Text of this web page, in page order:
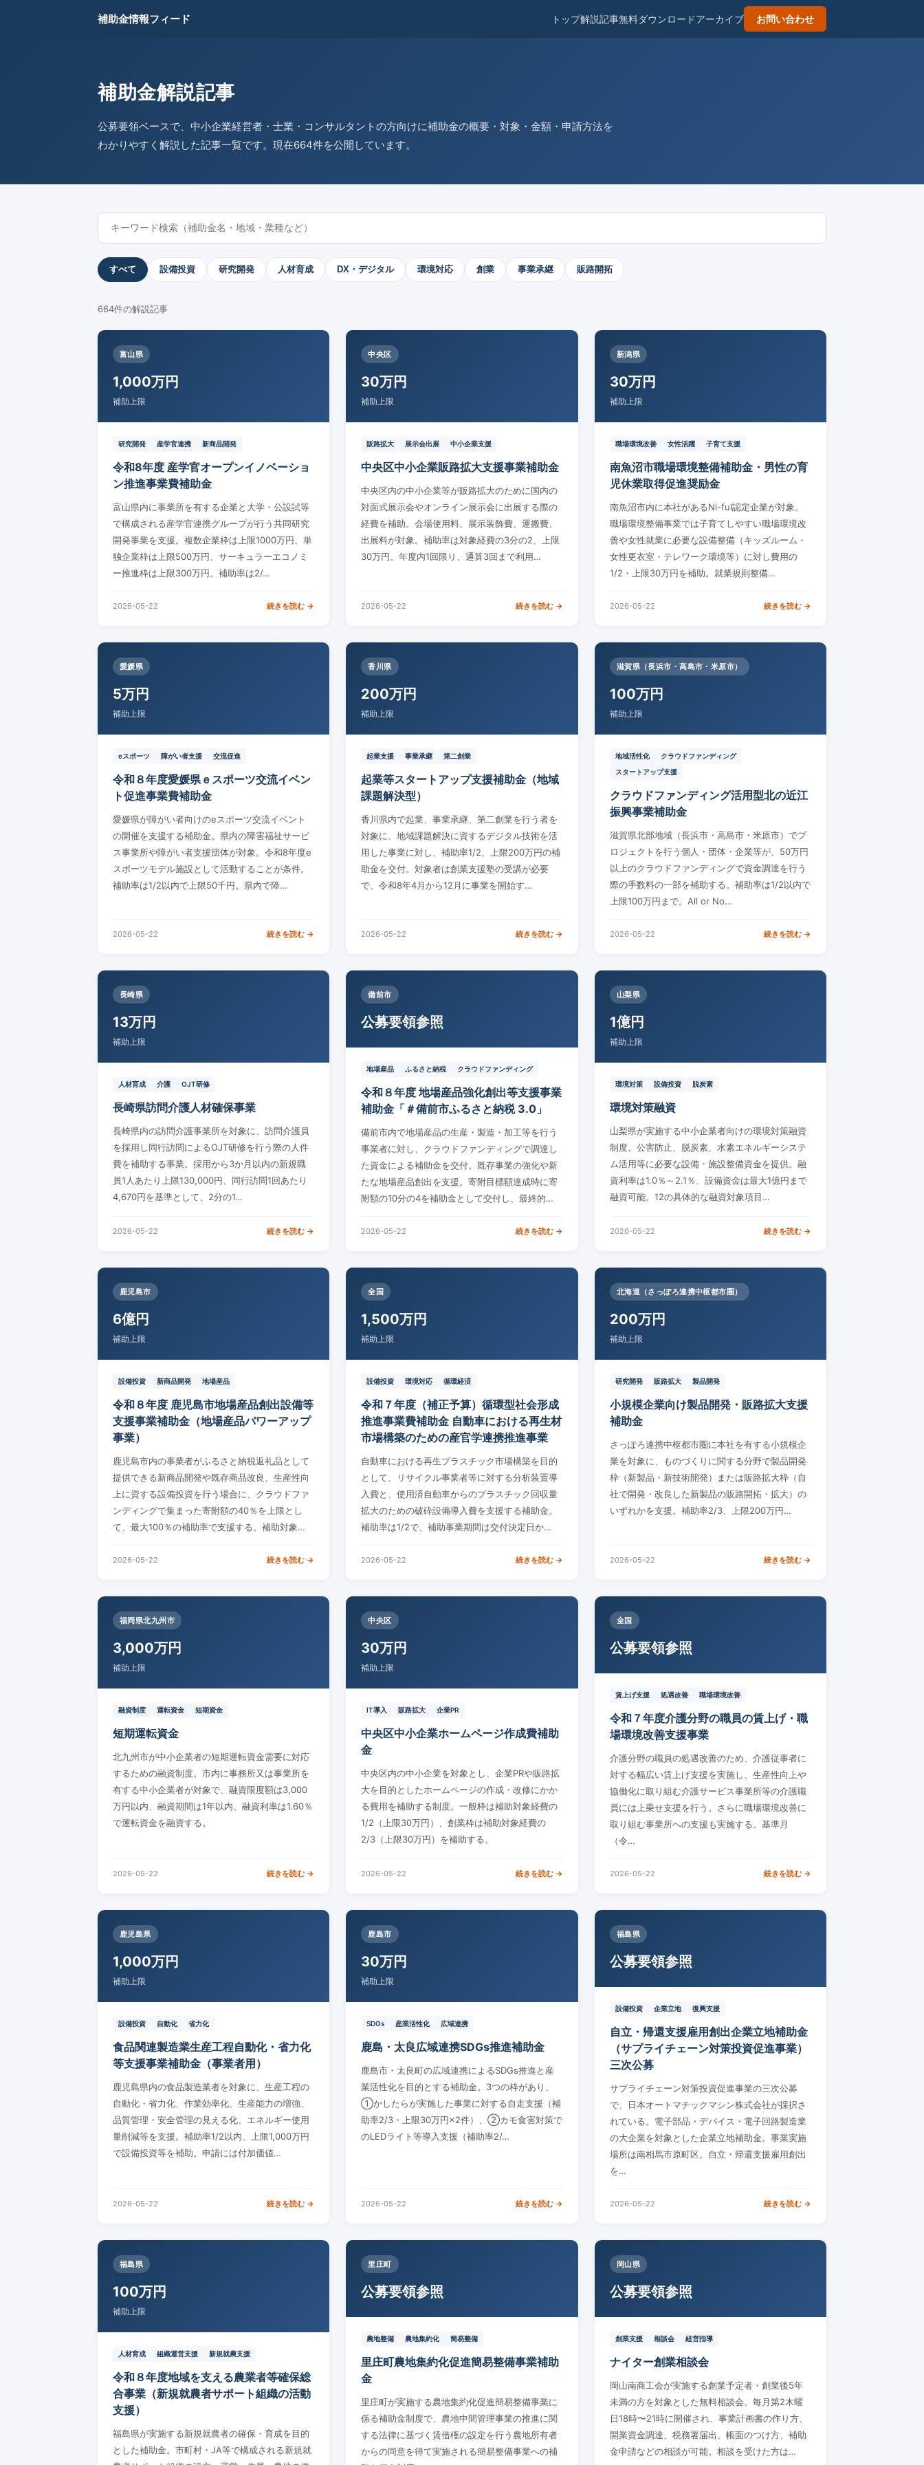
補助金情報フィード トップ解説記事無料ダウンロードアーカイブ お問い合わせ
補助金解説記事
公募要領ベースで、中小企業経営者・士業・コンサルタントの方向けに補助金の概要・対象・金額・申請方法を
わかりやすく解説した記事一覧です。現在664件を公開しています。
すべて 設備投資 研究開発 人材育成 DX・デジタル 環境対応 創業 事業承継 販路開拓
664件の解説記事
富山県
1,000万円
補助上限
研究開発 産学官連携 新商品開発
令和8年度 産学官オープンイノベーショ
ン推進事業費補助金
富山県内に事業所を有する企業と大学・公設試等
で構成される産学官連携グループが行う共同研究
開発事業を支援。複数企業枠は上限1000万円、単
独企業枠は上限500万円、サーキュラーエコノミ
ー推進枠は上限300万円。補助率は2/…
2026-05-22 続きを読む →
中央区
30万円
補助上限
販路拡大 展示会出展 中小企業支援
中央区中小企業販路拡大支援事業補助金
中央区内の中小企業等が販路拡大のために国内の
対面式展示会やオンライン展示会に出展する際の
経費を補助。会場使用料、展示装飾費、運搬費、
出展料が対象。補助率は対象経費の3分の2、上限
30万円。年度内1回限り、通算3回まで利用…
2026-05-22 続きを読む →
新潟県
30万円
補助上限
職場環境改善 女性活躍 子育て支援
南魚沼市職場環境整備補助金・男性の育
児休業取得促進奨励金
南魚沼市内に本社があるNi-ful認定企業が対象。
職場環境整備事業では子育てしやすい職場環境改
善や女性就業に必要な設備整備（キッズルーム・
女性更衣室・テレワーク環境等）に対し費用の
1/2・上限30万円を補助。就業規則整備…
2026-05-22 続きを読む →
愛媛県
5万円
補助上限
eスポーツ 障がい者支援 交流促進
令和８年度愛媛県ｅスポーツ交流イベン
ト促進事業費補助金
愛媛県が障がい者向けのeスポーツ交流イベント
の開催を支援する補助金。県内の障害福祉サービ
ス事業所や障がい者支援団体が対象。令和8年度e
スポーツモデル施設として活動することが条件。
補助率は1/2以内で上限50千円。県内で障…
2026-05-22 続きを読む →
香川県
200万円
補助上限
起業支援 事業承継 第二創業
起業等スタートアップ支援補助金（地域
課題解決型）
香川県内で起業、事業承継、第二創業を行う者を
対象に、地域課題解決に資するデジタル技術を活
用した事業に対し、補助率1/2、上限200万円の補
助金を交付。対象者は創業支援塾の受講が必要
で、令和8年4月から12月に事業を開始す…
2026-05-22 続きを読む →
滋賀県（長浜市・高島市・米原市）
100万円
補助上限
地域活性化
クラウドファンディング
スタートアップ支援
クラウドファンディング活用型北の近江
振興事業補助金
滋賀県北部地域（長浜市・高島市・米原市）でプ
ロジェクトを行う個人・団体・企業等が、50万円
以上のクラウドファンディングで資金調達を行う
際の手数料の一部を補助する。補助率は1/2以内で
上限100万円まで。All or No…
2026-05-22 続きを読む →
長崎県
13万円
補助上限
人材育成 介護 OJT研修
長崎県訪問介護人材確保事業
長崎県内の訪問介護事業所を対象に、訪問介護員
を採用し同行訪問によるOJT研修を行う際の人件
費を補助する事業。採用から3か月以内の新規職
員1人あたり上限130,000円、同行訪問1回あたり
4,670円を基準として、2分の1…
2026-05-22 続きを読む →
備前市
公募要領参照
地場産品 ふるさと納税 クラウドファンディング
令和８年度 地場産品強化創出等支援事業
補助金「＃備前市ふるさと納税 3.0」
備前市内で地場産品の生産・製造・加工等を行う
事業者に対し、クラウドファンディングで調達し
た資金による補助金を交付。既存事業の強化や新
たな地場産品創出を支援。寄附目標額達成時に寄
附額の10分の4を補助金として交付し、最終的…
2026-05-22 続きを読む →
山梨県
1億円
補助上限
環境対策 設備投資 脱炭素
環境対策融資
山梨県が実施する中小企業者向けの環境対策融資
制度。公害防止、脱炭素、水素エネルギーシステ
ム活用等に必要な設備・施設整備資金を提供。融
資利率は1.0％～2.1％、設備資金は最大1億円まで
融資可能。12の具体的な融資対象項目…
2026-05-22 続きを読む →
鹿児島市
6億円
補助上限
設備投資 新商品開発 地場産品
令和８年度 鹿児島市地場産品創出設備等
支援事業補助金（地場産品パワーアップ
事業）
鹿児島市内の事業者がふるさと納税返礼品として
提供できる新商品開発や既存商品改良、生産性向
上に資する設備投資を行う場合に、クラウドファ
ンディングで集まった寄附額の40％を上限とし
て、最大100％の補助率で支援する。補助対象…
2026-05-22 続きを読む →
全国
1,500万円
補助上限
設備投資 環境対応 循環経済
令和７年度（補正予算）循環型社会形成
推進事業費補助金 自動車における再生材
市場構築のための産官学連携推進事業
自動車における再生プラスチック市場構築を目的
として、リサイクル事業者等に対する分析装置導
入費と、使用済自動車からのプラスチック回収量
拡大のための破砕設備導入費を支援する補助金。
補助率は1/2で、補助事業期間は交付決定日か…
2026-05-22 続きを読む →
北海道（さっぽろ連携中枢都市圏）
200万円
補助上限
研究開発 販路拡大 製品開発
小規模企業向け製品開発・販路拡大支援
補助金
さっぽろ連携中枢都市圏に本社を有する小規模企
業を対象に、ものづくりに関する分野で製品開発
枠（新製品・新技術開発）または販路拡大枠（自
社で開発・改良した新製品の販路開拓・拡大）の
いずれかを支援。補助率2/3、上限200万円…
2026-05-22 続きを読む →
福岡県北九州市
3,000万円
補助上限
融資制度 運転資金 短期資金
短期運転資金
北九州市が中小企業者の短期運転資金需要に対応
するための融資制度。市内に事務所又は事業所を
有する中小企業者が対象で、融資限度額は3,000
万円以内、融資期間は1年以内、融資利率は1.60％
で運転資金を融資する。
2026-05-22 続きを読む →
中央区
30万円
補助上限
IT導入 販路拡大 企業PR
中央区中小企業ホームページ作成費補助
金
中央区内の中小企業を対象とし、企業PRや販路拡
大を目的としたホームページの作成・改修にかか
る費用を補助する制度。一般枠は補助対象経費の
1/2（上限30万円）、創業枠は補助対象経費の
2/3（上限30万円）を補助する。
2026-05-22 続きを読む →
全国
公募要領参照
賃上げ支援 処遇改善 職場環境改善
令和７年度介護分野の職員の賃上げ・職
場環境改善支援事業
介護分野の職員の処遇改善のため、介護従事者に
対する幅広い賃上げ支援を実施し、生産性向上や
協働化に取り組む介護サービス事業所等の介護職
員には上乗せ支援を行う。さらに職場環境改善に
取り組む事業所への支援も実施する。基準月
（令…
2026-05-22 続きを読む →
鹿児島県
1,000万円
補助上限
設備投資 自動化 省力化
食品関連製造業生産工程自動化・省力化
等支援事業補助金（事業者用）
鹿児島県内の食品製造業者を対象に、生産工程の
自動化・省力化、作業効率化、生産能力の増強、
品質管理・安全管理の見える化、エネルギー使用
量削減等を支援。補助率1/2以内、上限1,000万円
で設備投資等を補助。申請には付加価値…
2026-05-22 続きを読む →
鹿島市
30万円
補助上限
SDGs 産業活性化 広域連携
鹿島・太良広域連携SDGs推進補助金
鹿島市・太良町の広域連携によるSDGs推進と産
業活性化を目的とする補助金。3つの枠があり、
①かしたらが実施した事業に対する自走支援（補
助率2/3・上限30万円×2件）、②カモ食害対策で
のLEDライト等導入支援（補助率2/…
2026-05-22 続きを読む →
福島県
公募要領参照
設備投資 企業立地 復興支援
自立・帰還支援雇用創出企業立地補助金
（サプライチェーン対策投資促進事業）
三次公募
サプライチェーン対策投資促進事業の三次公募
で、日本オートマチックマシン株式会社が採択さ
れている。電子部品・デバイス・電子回路製造業
の大企業を対象とした企業立地補助金。事業実施
場所は南相馬市原町区。自立・帰還支援雇用創出
を…
2026-05-22 続きを読む →
福島県
100万円
補助上限
人材育成 組織運営支援 新規就農支援
令和８年度地域を支える農業者等確保総
合事業（新規就農者サポート組織の活動
支援）
福島県が実施する新規就農者の確保・育成を目的
とした補助金。市町村・JA等で構成される新規就
里庄町
公募要領参照
農地整備 農地集約化 簡易整備
里庄町農地集約化促進簡易整備事業補助
金
里庄町が実施する農地集約化促進簡易整備事業に
係る補助金制度で、農地中間管理事業の推進に関
する法律に基づく賃借権の設定を行う農地所有者
からの同意を得て実施される簡易整備事業への補
岡山県
公募要領参照
創業支援 相談会 経営指導
ナイター創業相談会
岡山南商工会が実施する創業予定者・創業後5年
未満の方を対象とした無料相談会。毎月第2木曜
日18時〜21時に開催され、事業計画書の作り方、
開業資金調達、税務署届出、帳面のつけ方、補助
金申請などの相談が可能。相談を受けた方は…